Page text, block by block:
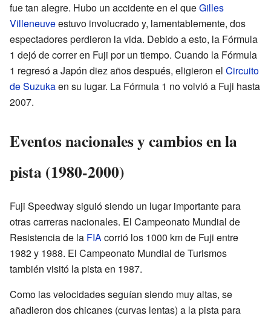
fue tan alegre. Hubo un accidente en el queGilles
Villeneuveestuvo involucrado y, lamentablemente, dos
espectadores perdieron la vida. Debido a esto, la Fórmula
1 dejó de correr en Fuji por un tiempo. Cuando la Fórmula
1 regresó a Japón diez años después, eligieron el Circuito
de Suzukaen su lugar. La Fórmula 1 no volvió a Fuji hasta
2007.
Eventos nacionales y cambios en la
pista (1980-2000)
Fuji Speedway siguió siendo un lugar importante para
otras carreras nacionales. El Campeonato Mundial de
Resistencia de la FIAcorrió los 1000 km de Fuji entre
1982 y 1988. El Campeonato Mundial de Turismos
también visitó la pista en 1987.
Como las velocidades seguían siendo muy altas, se
añadieron dos chicanes (curvas lentas) a la pista para